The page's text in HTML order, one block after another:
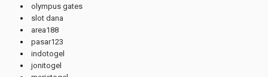
olympus gates
slot dana
area188
pasar123
indotogel
jonitogel